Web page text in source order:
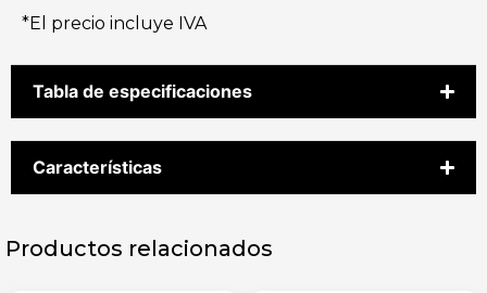
*El precio incluye IVA
Tabla de especificaciones
Características
Productos relacionados